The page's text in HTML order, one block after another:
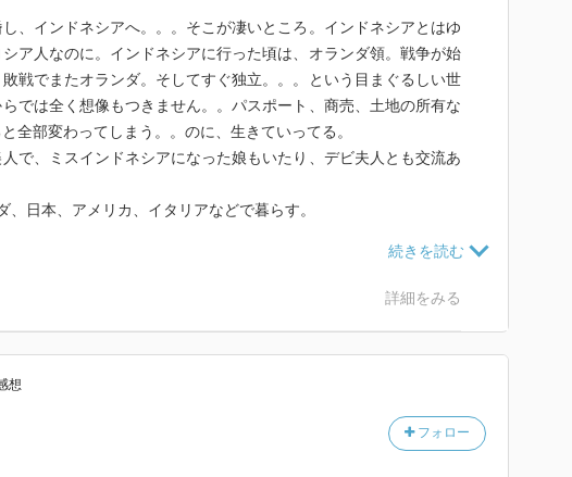
、インドネシアへ。。。そこが凄いところ。インドネシアとはゆ
ア人なのに。インドネシアに行った頃は、オランダ領。戦争が始
戦でまたオランダ。そしてすぐ独立。。。という目まぐるしい世
では全く想像もつきません。。パスポート、商売、土地の所有な
全部変わってしまう。。のに、生きていってる。
で、ミスインドネシアになった娘もいたり、デビ夫人とも交流あ
、日本、アメリカ、イタリアなどで暮らす。
」も思い出しました。
詳細をみる
想
フォロー